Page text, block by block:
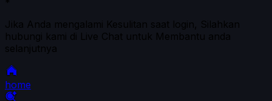
*
Jika Anda mengalami Kesulitan saat login, Silahkan
hubungi kami di Live Chat untuk Membantu anda
selanjutnya
home